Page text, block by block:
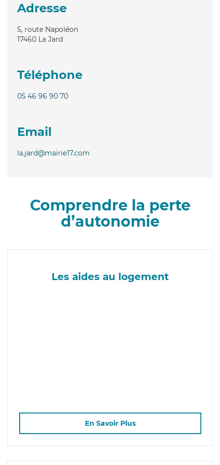
Adresse
5, route Napoléon
17460 La Jard
Téléphone
05 46 96 90 70
Email
la.jard@mairie17.com
Comprendre la perte
d’autonomie
Les aides au logement
En Savoir Plus